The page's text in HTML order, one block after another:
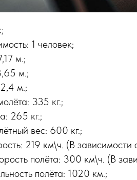
1 человек;
м.;
м.;
м.;
335 кг.;
265 кг.;
вес: 600 кг.;
219 км\ч. (В зависимости
полёта: 300 км\ч. (В
полёта: 1020 км.;